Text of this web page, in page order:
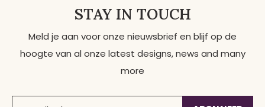
STAY IN TOUCH
Meld je aan voor onze nieuwsbrief en blijf op de
hoogte van al onze latest designs, news and many
more